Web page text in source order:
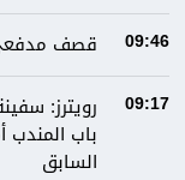
09:46 قصف
09:17
رويترز:
السابق